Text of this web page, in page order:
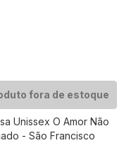
fora de estoque
Unissex O Amor Não
- São Francisco